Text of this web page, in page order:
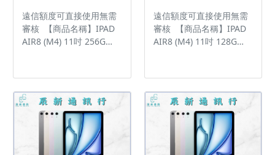
遠信額度可直接使用無需
審核 【商品名稱】IPAD
AIR8 (M4) 11吋 256G
任何問題都歡迎洽群官方
LINE：@kjg6280d • 七日
鑑賞期內，如商品有問
題，請盡速向我們告知並
且協助處理 • 全新品為原
廠保固一年，中古機店家
遠信額度可直接使用無需
審核 【商品名稱】IPAD
AIR8 (M4) 11吋 128G
任何問題都歡迎洽群官方
LINE：@kjg6280d • 七日
鑑賞期內，如商品有問
題，請盡速向我們告知並
且協助處理 • 全新品為原
廠保固一年，中古機店家